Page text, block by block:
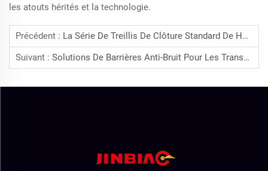
les atouts hérités et la technologie.
Précédent : La Série De Treillis De Clôture Standard De Hebei Jinbiao S’exporte À L’international, Soutenant La Sécurité Efficace À L’étranger
Suivant : Solutions De Barrières Anti-Bruit Pour Les Transports Modernes Et Les Projets Urbains